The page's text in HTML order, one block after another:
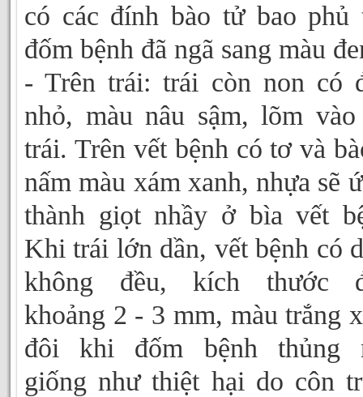
có các đính bào tử bao phủ
đốm bệnh đã ngã sang màu
- Trên trái: trái còn non có
nhỏ, màu nâu sậm, lõm
trái. Trên vết bệnh có tơ và
nấm màu xám xanh, nhựa sẽ
thành giọt nhầy ở bìa vết
Khi trái lớn dần, vết bệnh có
không đều, kích thước
khoảng 2 - 3 mm, màu trắng
đôi khi đốm bệnh thủng
giống như thiệt hại do côn